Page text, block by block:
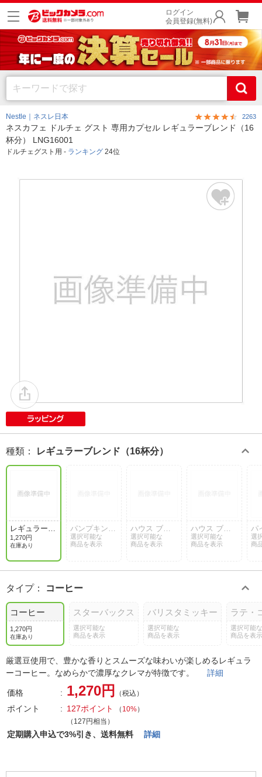
ログイン
会員登録(無料)
Nestle｜ネスレ日本 2263
ネスカフェ ドルチェ グスト 専用カプセル レギュラーブレンド（16
杯分） LNG16001
ドルチェグスト用 - ランキング 24位
種類 ： レギュラーブレンド（16杯分）
レギュラーブ
レンド（16杯
分）
1,270円
在庫あり
パンプキン
スパイス ラ
テ（6杯分）
選択可能な
商品を表示
ハウス ブレ
ンド（12杯
分）
選択可能な
商品を表示
ハウス ブレ
ンド（60杯
分）
選択可能な
商品を表示
パ
ス
（
選
商
タイプ： コーヒー
コーヒー
1,270円
在庫あり
スターバックス
選択可能な
商品を表示
バリスタミッキー
選択可能な
商品を表示
ラテ・
選択可能な
商品を表示
厳選豆使用で、豊かな香りとスムーズな味わいが楽しめるレギュラ
ーコーヒー。なめらかで濃厚なクレマが特徴です。 詳細
価格 1,270円 （税込）
ポイント 127ポイント （ 10%）
（127円相当）
定期購入申込で3%引き、送料無料 詳細